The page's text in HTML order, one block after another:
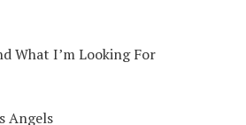
What I’m Looking For
Angels